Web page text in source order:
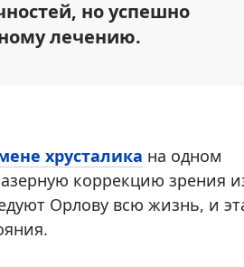
но успешно
лечению.
хрусталика на одном
коррекцию зрения
Орлову всю жизнь, и